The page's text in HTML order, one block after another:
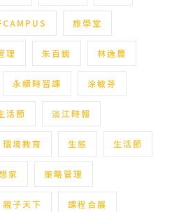
CAMPUS 旅學堂
理 朱百鏡 林逸農
永續時習課 涂敏芬
活節 淡江時報
環境教育 生態 生活節
家 策略管理
親子天下 課程合展